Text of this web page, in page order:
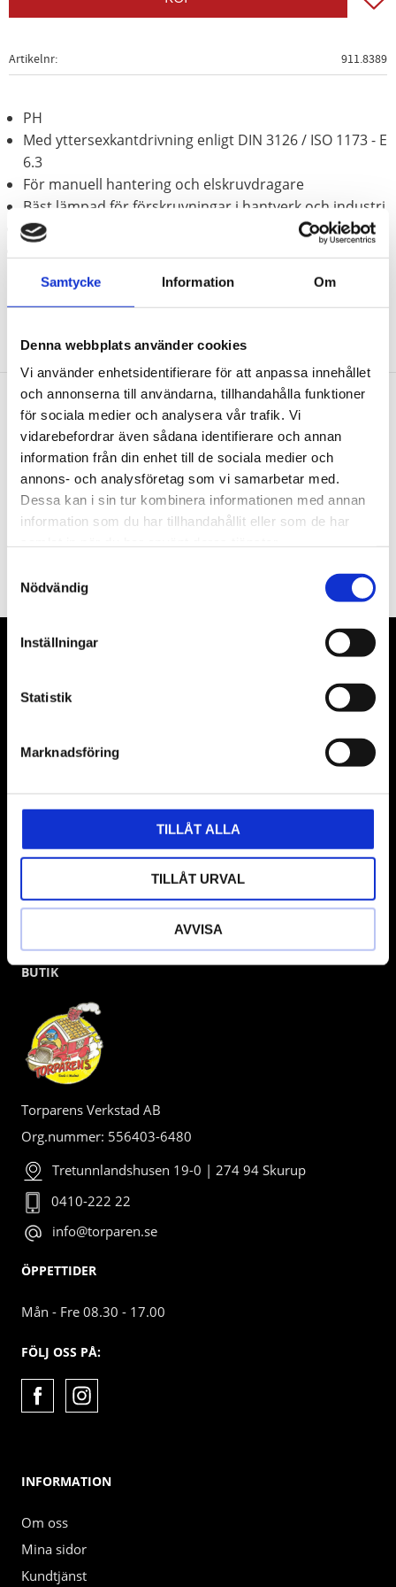
Samtycke Information Om
Denna webbplats använder cookies
Vi använder enhetsidentifierare för att anpassa innehållet
och annonserna till användarna, tillhandahålla funktioner
för sociala medier och analysera vår trafik. Vi
vidarebefordrar även sådana identifierare och annan
information från din enhet till de sociala medier och
annons- och analysföretag som vi samarbetar med.
Dessa kan i sin tur kombinera informationen med annan
information som du har tillhandahållit eller som de har
Nödvändig
Inställningar
Statistik
Marknadsföring
TILLÅT ALLA
TILLÅT URVAL
AVVISA
Artikelnr 911.8389
PH
Med yttersexkantdrivning enligt DIN 3126 / ISO 1173 - E
6.3
För manuell hantering och elskruvdragare
Bäst lämpad för förskruvningar i hantverk och industri
Förnicklad
Nyhetsbrev
PRENUMERERA
Våra främsta leverantörer är KS Tools verktyg, ATH billyftar
gärna om vad som helst då vi gör vårt yttersta för att hjälpa
BUTIK
Torparens Verkstad AB
Org.nummer: 556403-6480
Tretunnlandshusen 19-0 | 274 94 Skurup
0410-222 22
info@torparen.se
ÖPPETTIDER
Mån - Fre 08.30 - 17.00
FÖLJ OSS PÅ:
INFORMATION
Om oss
Mina sidor
Kundtjänst